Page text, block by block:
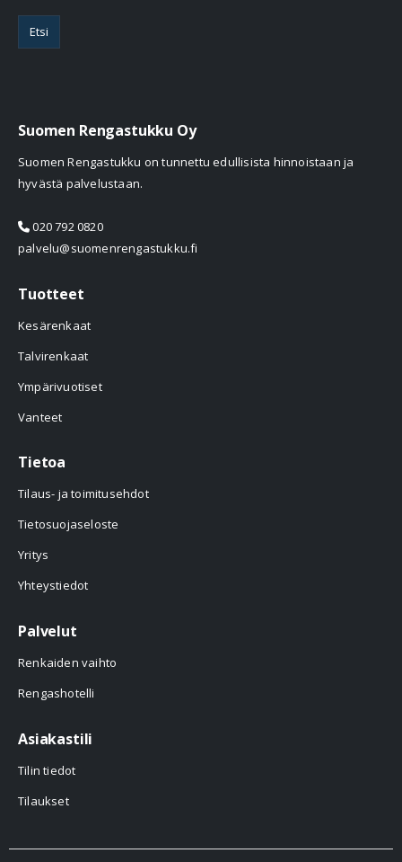
Etsi
Suomen Rengastukku Oy
Suomen Rengastukku on tunnettu edullisista hinnoistaan ja
hyvästä palvelustaan.
020 792 0820
palvelu@suomenrengastukku.fi
Tuotteet
Kesärenkaat
Talvirenkaat
Ympärivuotiset
Vanteet
Tietoa
Tilaus- ja toimitusehdot
Tietosuojaseloste
Yritys
Yhteystiedot
Palvelut
Renkaiden vaihto
Rengashotelli
Asiakastili
Tilin tiedot
Tilaukset